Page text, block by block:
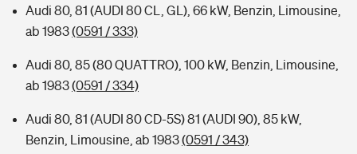
Audi 80, 81 (AUDI 80 CL, GL), 66 kW, Benzin, Limousine,
ab 1983(0591 / 333)
Audi 80, 85 (80 QUATTRO), 100 kW, Benzin, Limousine,
ab 1983(0591 / 334)
Audi 80, 81 (AUDI 80 CD-5S) 81 (AUDI 90), 85 kW,
Benzin, Limousine, ab 1983(0591 / 343)